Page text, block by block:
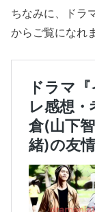
ちなみに、ドラ
からご覧になれ